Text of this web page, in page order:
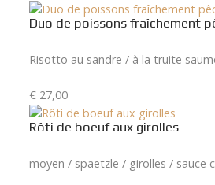
Duo de poissons fraîchement
Risotto au sandre / à la truite
€ 27,00
Rôti de boeuf aux girolles
moyen / spaetzle / girolles / sauce